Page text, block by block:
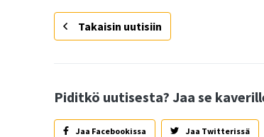
Takaisin uutisiin
Piditkö uutisesta? Jaa se
Jaa Facebookissa Jaa Twitterissä